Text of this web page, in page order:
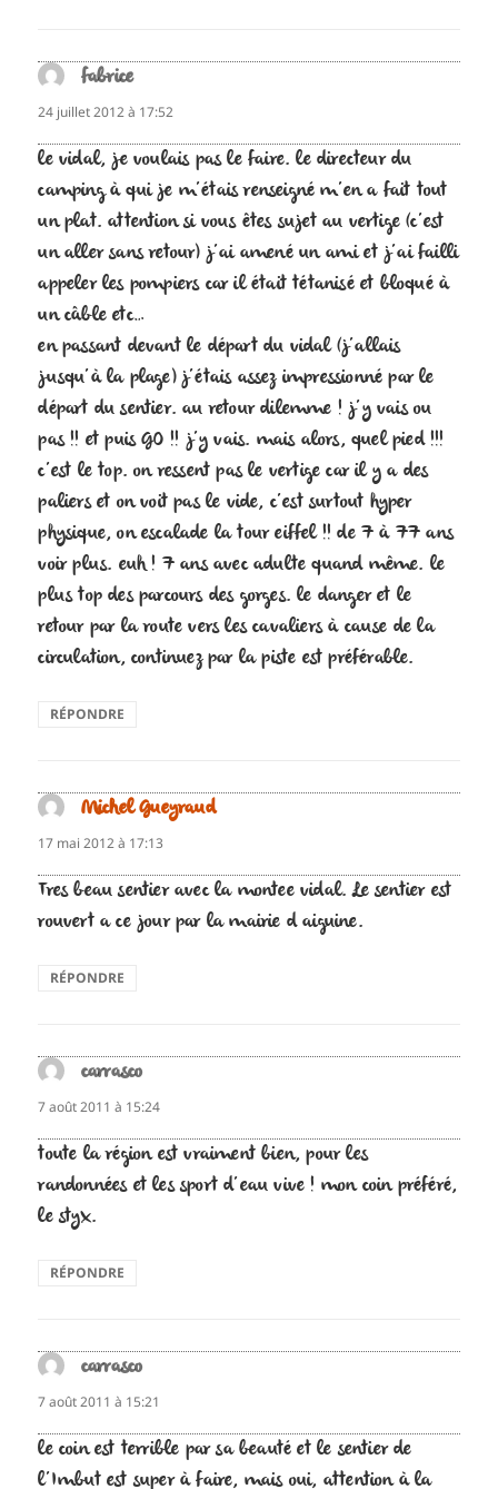
fabricedit :
24 juillet 2012 à 17:52
le vidal, je voulais pas le faire. le directeur du
camping à qui je m’étais renseigné m’en a fait tout
un plat. attention si vous êtes sujet au vertige (c’est
un aller sans retour) j’ai amené un ami et j’ai failli
appeler les pompiers car il était tétanisé et bloqué à
un câble etc…
en passant devant le départ du vidal (j’allais
jusqu’à la plage) j’étais assez impressionné par le
départ du sentier. au retour dilemme ! j’y vais ou
pas !! et puis GO !! j’y vais. mais alors, quel pied !!!
c’est le top. on ressent pas le vertige car il y a des
paliers et on voit pas le vide, c’est surtout hyper
physique, on escalade la tour eiffel !! de 7 à 77 ans
voir plus. euh ! 7 ans avec adulte quand même. le
plus top des parcours des gorges. le danger et le
retour par la route vers les cavaliers à cause de la
circulation, continuez par la piste est préférable.
RÉPONDRE
Michel Gueyrauddit :
17 mai 2012 à 17:13
Tres beau sentier avec la montee vidal. Le sentier est
rouvert a ce jour par la mairie d aiguine.
RÉPONDRE
carrascodit :
7 août 2011 à 15:24
toute la région est vraiment bien, pour les
randonnées et les sport d’eau vive ! mon coin préféré,
le styx.
RÉPONDRE
carrascodit :
7 août 2011 à 15:21
le coin est terrible par sa beauté et le sentier de
l’Imbut est super à faire, mais oui, attention à la